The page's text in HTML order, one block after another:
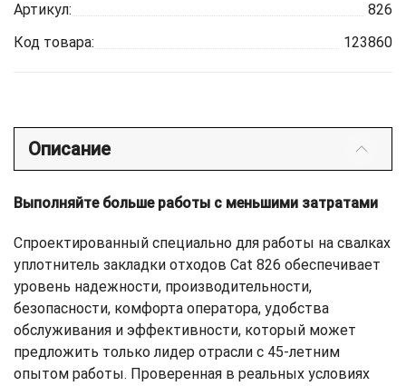
Артикул:
826
Код товара:
123860
Описание
Выполняйте больше работы с меньшими затратами
Спроектированный специально для работы на свалках
уплотнитель закладки отходов Cat 826 обеспечивает
уровень надежности, производительности,
безопасности, комфорта оператора, удобства
обслуживания и эффективности, который может
предложить только лидер отрасли с 45-летним
опытом работы. Проверенная в реальных условиях